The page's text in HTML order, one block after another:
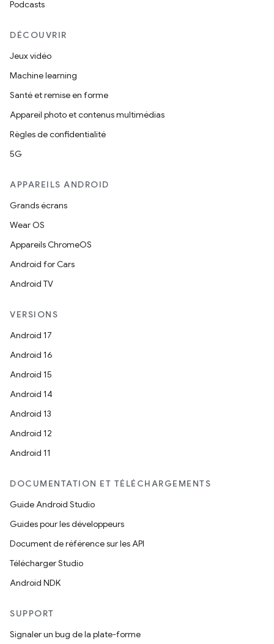
Podcasts
DÉCOUVRIR
Jeux vidéo
Machine learning
Santé et remise en forme
Appareil photo et contenus multimédias
Règles de confidentialité
5G
APPAREILS ANDROID
Grands écrans
Wear OS
Appareils ChromeOS
Android for Cars
Android TV
VERSIONS
Android 17
Android 16
Android 15
Android 14
Android 13
Android 12
Android 11
DOCUMENTATION ET TÉLÉCHARGEMENTS
Guide Android Studio
Guides pour les développeurs
Document de référence sur les API
Télécharger Studio
Android NDK
SUPPORT
Signaler un bug de la plate-forme